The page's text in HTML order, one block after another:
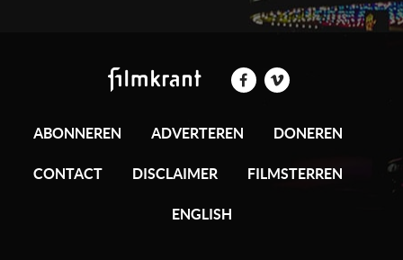
ABONNEREN ADVERTEREN DONEREN
CONTACT DISCLAIMER FILMSTERREN
ENGLISH